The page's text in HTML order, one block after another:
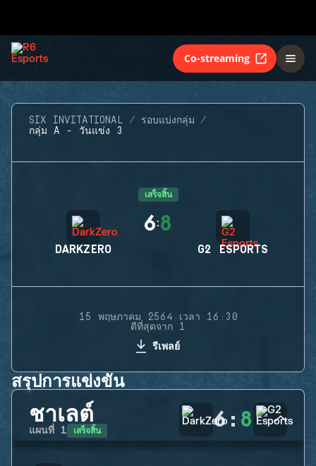
Co-streaming
SIX INVITATIONAL
รอบแบ่งกลุ่ม
กลุ่ม A - วันแข่ง 3
เสร็จสิ้น
DARKZERO
6:8
G2 ESPORTS
15 พฤษภาคม 2564 เวลา 16:30
ดีที่สุดจาก 1
รีเพลย์
สรุปการแข่งขัน
ชาเลต์
แผนที่ 1 เสร็จสิ้น 6: 8